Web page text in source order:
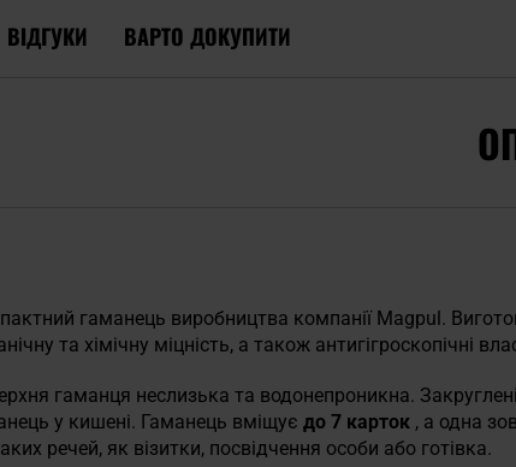
ВІДГУКИ ВАРТО ДОКУПИТИ
гаманець виробництва компанії Magpul.
та хімічну міцність, а також антигігроскопічні
гаманця неслизька та водонепроникна.
у кишені. Гаманець вміщує до 7 карток , а одна
речей, як візитки, посвідчення особи або готівка.